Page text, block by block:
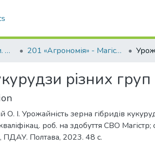
Кваліфікаційні роботи. ННІ агротехнологій, селекції та екології 201 «Агрономія» - Магістри 2023-2024
різних груп
О. І. Урожайність зерна гібридів
кваліфікац. роб. на здобуття СВО Магістр;
ПДАУ. Полтава, 2023. 48 с.